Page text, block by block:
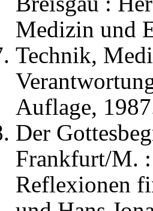
Medizin und
Technik,
Auflage,
Der
Frankfurt/M. :
Reflexionen